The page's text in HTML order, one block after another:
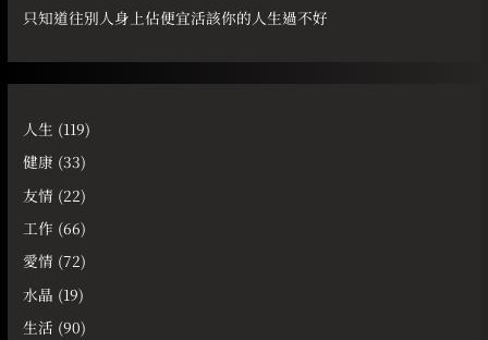
只知道往別人身上佔便宜活該你的人生過不好
人生 (119)
健康 (33)
友情 (22)
工作 (66)
愛情 (72)
水晶 (19)
生活 (90)